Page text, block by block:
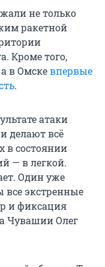
не только
ракетной
Кроме того,
а в Омскевпервые
.
атаки
делают всё
в состоянии
— в легкой.
Один уже
все экстренные
и фиксация
Чувашии Олег